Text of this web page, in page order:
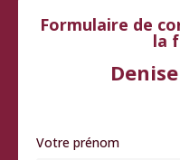
Formulaire de
la
Votre prénom